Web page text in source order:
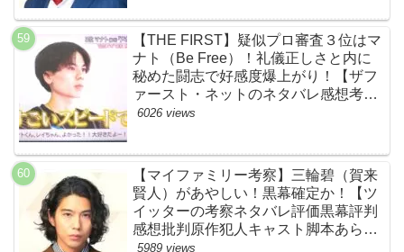
【THE FIRST】疑似プロ審査３位はマ
ナト（Be Free）！礼儀正しさと内に
秘めた闘志で好感度爆上がり！【ザフ
ァースト・ネットのネタバレ感想考察
まとめ・スッキリ・BE:FIRST・ビー
6026 views
【マイファミリー考察】三輪碧（賀来
賢人）があやしい！黒幕確定か！【ツ
イッターの考察ネタバレ評価黒幕評判
感想批判原作犯人キャスト脚本あらす
じ伏線まとめ】
5989 views